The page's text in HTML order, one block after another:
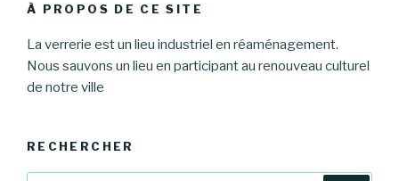
À PROPOS DE CE SITE
La verrerie est un lieu industriel en réaménagement.
Nous sauvons un lieu en participant au renouveau culturel
de notre ville
RECHERCHER